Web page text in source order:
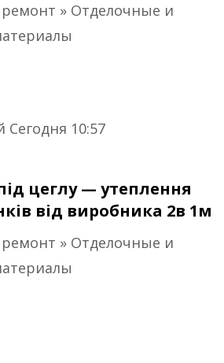
» Отделочные и
10:57
цеглу — утеплення
від виробника 2в 1м
» Отделочные и